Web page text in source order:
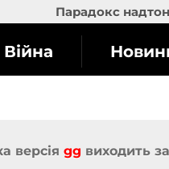
Парадокс
Війна
версія gg виходить